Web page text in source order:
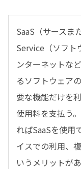
SaaS（サースま
Service（ソフト
ンターネットな
るソフトウェア
要な機能だけを
使用料を支払う
ればSaaSを使用
イスでの利用、
いうメリットがあ